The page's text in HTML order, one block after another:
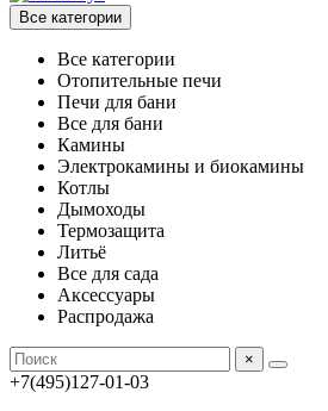
Все категории
Все категории
Отопительные печи
Печи для бани
Все для бани
Камины
Электрокамины и биокамины
Котлы
Дымоходы
Термозащита
Литьё
Все для сада
Аксессуары
Распродажа
×
+7(495)127-01-03